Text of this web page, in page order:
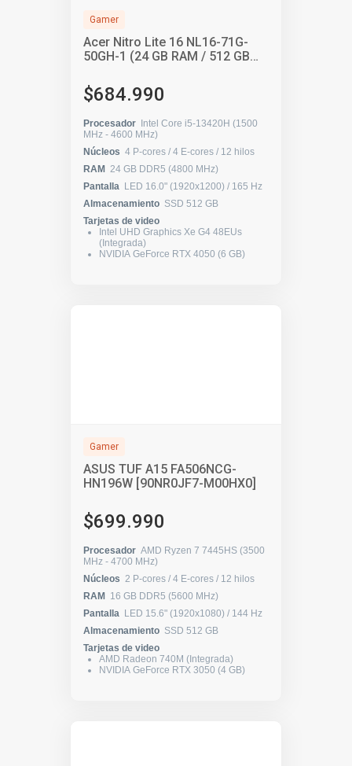
Gamer
Acer Nitro Lite 16 NL16-71G-
50GH-1 (24 GB RAM / 512 GB
$684.990
Procesador
Intel Core i5-13420H (1500
MHz - 4600 MHz)
Núcleos
4 P-cores / 4 E-cores / 12 hilos
RAM 24 GB DDR5 (4800 MHz)
Pantalla
LED 16.0" (1920x1200) / 165 Hz
Almacenamiento SSD 512 GB
Tarjetas de video
Intel UHD Graphics Xe G4 48EUs
(Integrada)
NVIDIA GeForce RTX 4050 (6 GB)
Gamer
ASUS TUF A15 FA506NCG-
HN196W [90NR0JF7-M00HX0]
$699.990
Procesador AMD Ryzen 7 7445HS (3500
MHz - 4700 MHz)
Núcleos
2 P-cores / 4 E-cores / 12 hilos
RAM
16 GB DDR5 (5600 MHz)
Pantalla
LED 15.6" (1920x1080) / 144 Hz
Almacenamiento SSD 512 GB
Tarjetas de video
AMD Radeon 740M (Integrada)
NVIDIA GeForce RTX 3050 (4 GB)